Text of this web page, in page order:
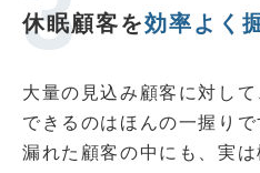
休眠顧客を効率よく
大量の見込み顧客に対し
できるのはほんの一握り
漏れた顧客の中にも、実